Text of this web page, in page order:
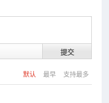
提交
默认 最早 支持最多